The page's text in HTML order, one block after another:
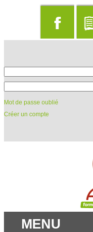
Mot de passe oublié
Créer un compte
MENU